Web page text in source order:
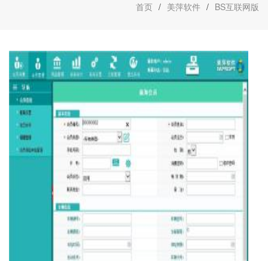
首页 / 美萍软件 / BS互联网版